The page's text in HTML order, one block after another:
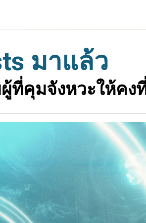
มาแล้ว
ที่คุมจังหวะให้คง